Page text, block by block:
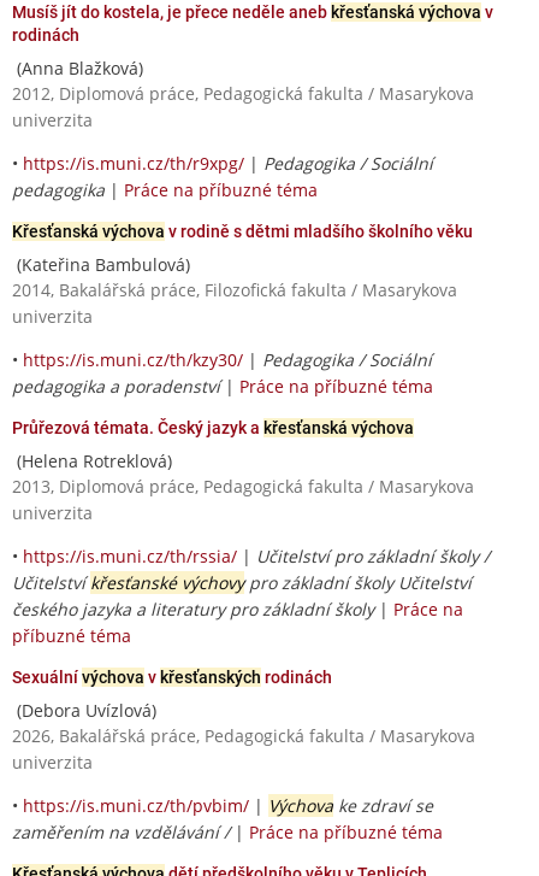
Musíš jít do kostela, je přece neděle aneb křesťanská výchova v
rodinách
(Anna Blažková)
2012, Diplomová práce, Pedagogická fakulta / Masarykova
univerzita
• https://is.muni.cz/th/r9xpg/ | Pedagogika / Sociální
pedagogika | Práce na příbuzné téma
Křesťanská výchova v rodině s dětmi mladšího školního věku
(Kateřina Bambulová)
2014, Bakalářská práce, Filozofická fakulta / Masarykova
univerzita
• https://is.muni.cz/th/kzy30/ | Pedagogika / Sociální
pedagogika a poradenství| Práce na příbuzné téma
Průřezová témata. Český jazyk a křesťanská výchova
(Helena Rotreklová)
2013, Diplomová práce, Pedagogická fakulta / Masarykova
univerzita
• https://is.muni.cz/th/rssia/ | Učitelství pro základní školy /
Učitelstvíkřesťanské výchovypro základní školy Učitelství
českého jazyka a literatury pro základní školy| Práce na
příbuzné téma
Sexuálnívýchova v křesťanských rodinách
(Debora Uvízlová)
2026, Bakalářská práce, Pedagogická fakulta / Masarykova
univerzita
• https://is.muni.cz/th/pvbim/ | Výchova ke zdraví se
zaměřením na vzdělávání / | Práce na příbuzné téma